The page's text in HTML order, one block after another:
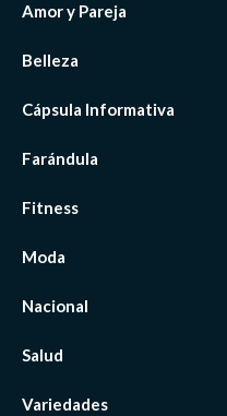
Amor y Pareja
Belleza
Cápsula Informativa
Farándula
Fitness
Moda
Nacional
Salud
Variedades